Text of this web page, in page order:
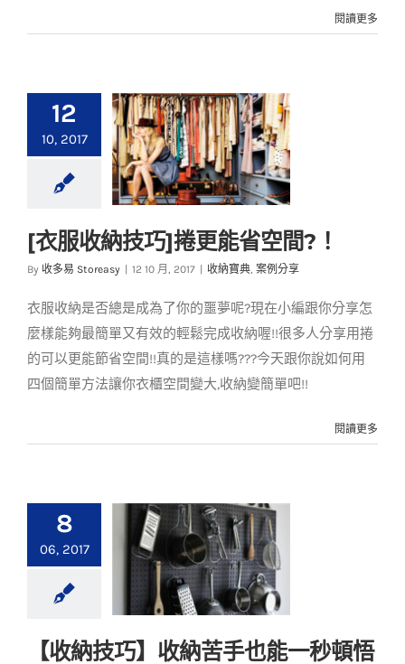
閱讀更多
12
10, 2017
[衣服收納技巧]捲更能
收納寶典 案例分享
[衣服收納技巧]捲更能省空間?！
By 收多易 Storeasy 12 10 月, 2017 收納寶典, 案例分享
衣服收納是否總是成為了你的噩夢呢?現在小編跟你分享怎
麼樣能夠最簡單又有效的輕鬆完成收納喔!!很多人分享用捲
的可以更能節省空間!!真的是這樣嗎???今天跟你說如何用
四個簡單方法讓你衣櫃空間變大,收納變簡單吧!!
閱讀更多
8
06, 2017
【收納技巧】收納苦
【收納技巧】收納苦手也能一秒頓悟